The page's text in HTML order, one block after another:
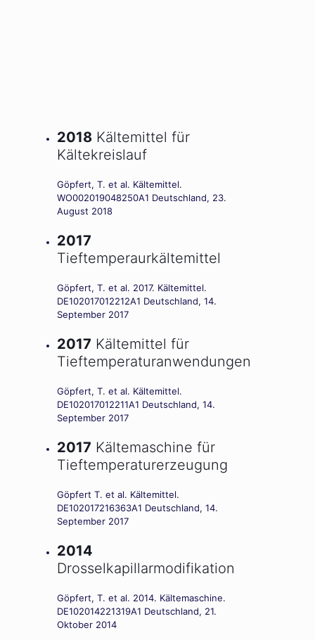
2018 Kältemittel für
Kältekreislauf
Göpfert, T. et al. Kältemittel.
WO002019048250A1 Deutschland, 23.
August 2018
2017
Tieftemperaurkältemittel
Göpfert, T. et al. 2017. Kältemittel.
DE102017012212A1 Deutschland, 14.
September 2017
2017 Kältemittel für
Tieftemperaturanwendungen
Göpfert, T. et al. Kältemittel.
DE102017012211A1 Deutschland, 14.
September 2017
2017 Kältemaschine für
Tieftemperaturerzeugung
Göpfert T. et al. Kältemittel.
DE102017216363A1 Deutschland, 14.
September 2017
2014
Drosselkapillarmodifikation
Göpfert, T. et al. 2014. Kältemaschine.
DE102014221319A1 Deutschland, 21.
Oktober 2014